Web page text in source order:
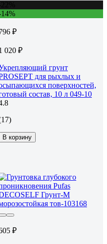
₽
020 ₽
грунт
для рыхлых и
поверхностей,
состав, 10 л 049-10
В корзину
₽